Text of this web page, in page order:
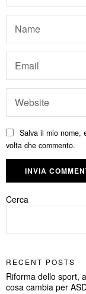
Salva il mio nome,
volta che commento.
Cerca
RECENT POSTS
Riforma dello sport,
cosa cambia per